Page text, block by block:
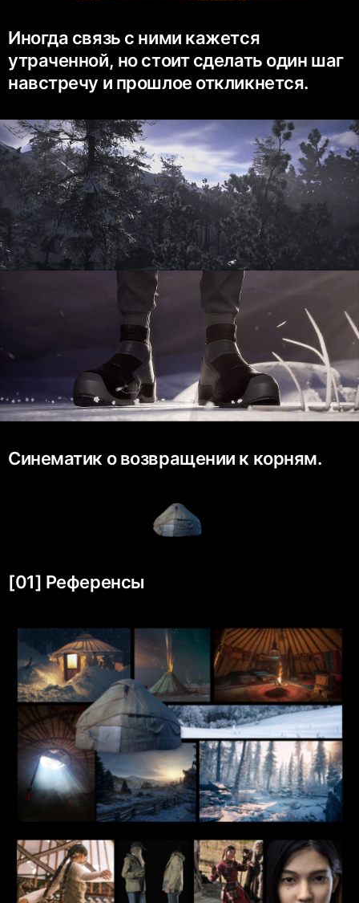
Иногда связь с ними кажется
утраченной, но стоит сделать один шаг
навстречу и прошлое откликнется.
Синематик о возвращении к корням.
[01] Референсы